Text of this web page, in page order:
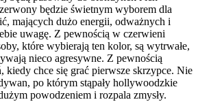
będzie świetnym wyborem dla
mających dużo energii, odważnych i
uwagę. Z pewnością w czerwieni
które wybierają ten kolor, są wytrwałe,
nieco agresywne. Z pewnością
kiedy chce się grać pierwsze skrzypce. Nie
po którym stąpały hollywoodzkie
powodzeniem i rozpala zmysły.